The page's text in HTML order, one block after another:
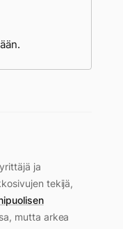
ja
tekijä,
mutta arkea